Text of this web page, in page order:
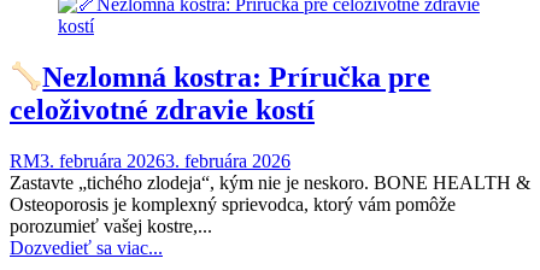
Nezlomná kostra: Príručka pre
celoživotné zdravie kostí
RM3. februára 20263. februára 2026
Zastavte „tichého zlodeja“, kým nie je neskoro. BONE HEALTH &
Osteoporosis je komplexný sprievodca, ktorý vám pomôže
porozumieť vašej kostre,...
Dozvedieť sa viac...